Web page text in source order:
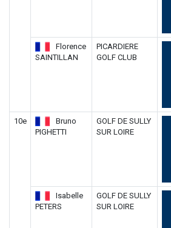
Florence
SAINTILLAN
PICARDIERE
GOLF CLUB
10e
Bruno
PIGHETTI
GOLF DE SULLY
SUR LOIRE
Isabelle
PETERS
GOLF DE SULLY
SUR LOIRE